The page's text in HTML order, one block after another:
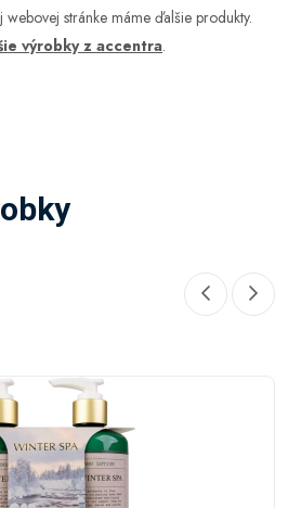
stránke máme ďalšie produkty.
výrobky z accentra.